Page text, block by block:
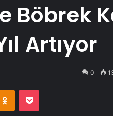
Böbrek
Artıyor
0
Odnoklassniki
Pocket